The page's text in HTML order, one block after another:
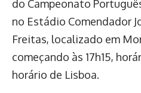
do Campeonato
no Estádio Comendador
Freitas, localizado em
começando às 17h15,
horário de Lisboa.